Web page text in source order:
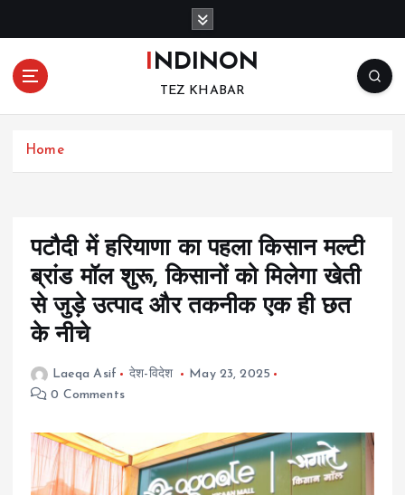
o
INDINON
TEZ KHABAR
Home
पटौदी में हरियाणा का पहला किसान मल्टी
ब्रांड मॉल शुरू, किसानों को मिलेगा खेती
से जुड़े उत्पाद और तकनीक एक ही छत
के नीचे
Laeqa Asif देश-विदेश
May 23, 2025
0 Comments